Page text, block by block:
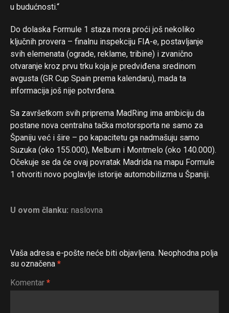
u budućnosti.“
Do dolaska Formule 1 staza mora proći još nekoliko
ključnih provera – finalnu inspekciju FIA-e, postavljanje
svih elemenata (ograde, reklame, tribine) i zvanično
otvaranje kroz prvu trku koja je predviđena sredinom
avgusta (GR Cup Spain prema kalendaru), mada ta
informacija još nije potvrđena.
Sa završetkom svih priprema MadRing ima ambiciju da
postane nova centralna tačka motorsporta ne samo za
Španiju već i šire – po kapacitetu ga nadmašuju samo
Suzuka (oko 155.000), Melburn i Montmelo (oko 140.000).
Očekuje se da će ovaj povratak Madrida na mapu Formule
1 otvoriti novo poglavlje istorije automobilizma u Španiji.
U ovom članku: naslovna
Vaša adresa e-pošte neće biti objavljena. Neophodna polja
su označena *
Komentar *